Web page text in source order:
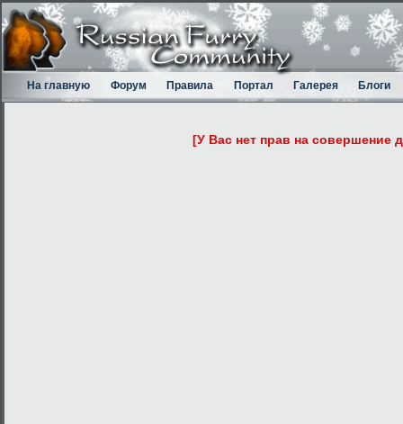
На главную Форум Правила Портал Галерея Блоги
[У Вас нет прав на совершение